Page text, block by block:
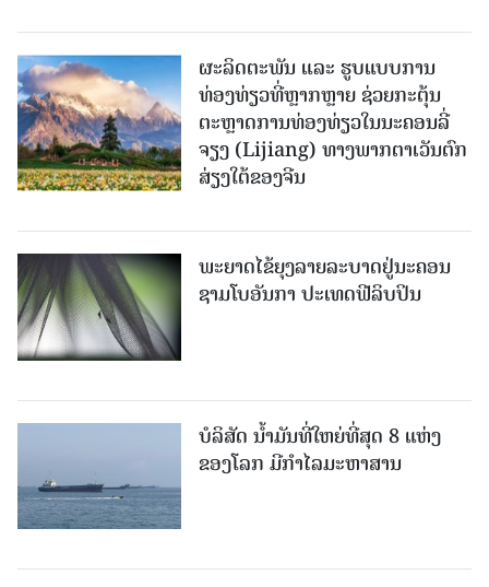
ຜະລິດຕະພັນ ແລະ ຮູບແບບການ
ທ່ອງທ່ຽວທີ່ຫຼາກຫຼາຍ ຊ່ວຍກະຕຸ້ນ
ຕະຫຼາດການທ່ອງທ່ຽວໃນນະຄອນລີ່
ຈຽງ (Lijiang) ທາງພາກຕາເວັນຕົກ
ສ່ຽງໃຕ້ຂອງຈີນ
ພະຍາດໄຂ້ຍຸງລາຍລະບາດຢູ່ນະຄອນ
ຊາມໂບ​ອັນກາ ປະເທດຟີລິບປິນ
ບໍລິສັດ ນ້ຳມັນທີ່ໃຫຍ່ທີ່ສຸດ 8 ແຫ່ງ
ຂອງໂລກ ມີກຳໄລມະຫາສານ